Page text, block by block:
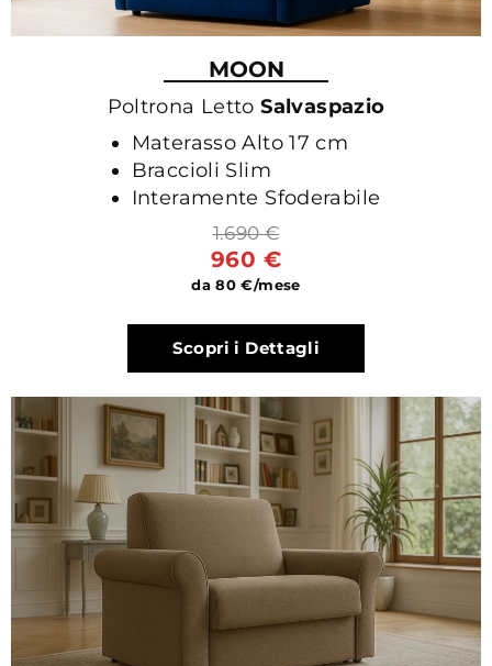
MOON
Poltrona LettoSalvaspazio
Materasso Alto 17 cm
Braccioli Slim
Interamente Sfoderabile
1.690 €
960 €
da 80 €/mese
Scopri i Dettagli